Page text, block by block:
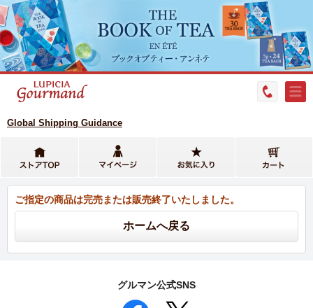
Global Shipping Guidance
ご指定の商品は完売または販売終了いたしました。
グルマン公式SNS